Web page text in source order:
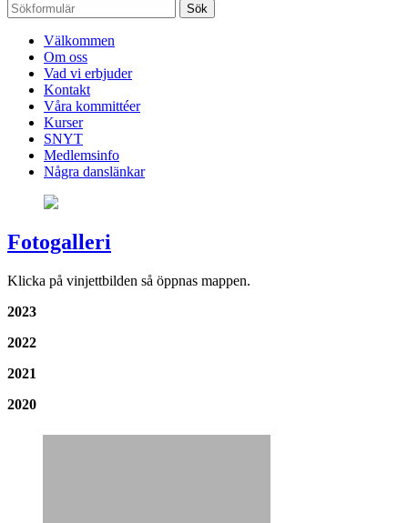
Sök
Välkommen
Om oss
Vad vi erbjuder
Kontakt
Våra kommittéer
Kurser
SNYT
Medlemsinfo
Några danslänkar
Fotogalleri
Klicka på vinjettbilden så öppnas mappen.
2023
2022
2021
2020